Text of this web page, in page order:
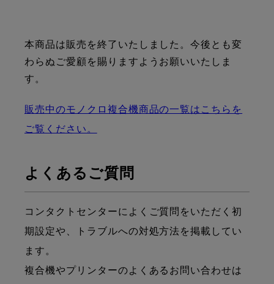
本商品は販売を終了いたしました。今後とも変
わらぬご愛顧を賜りますようお願いいたしま
す。
販売中のモノクロ複合機商品の一覧はこちらを
ご覧ください。
よくあるご質問
コンタクトセンターによくご質問をいただく初
期設定や、トラブルへの対処方法を掲載してい
ます。
複合機やプリンターのよくあるお問い合わせは